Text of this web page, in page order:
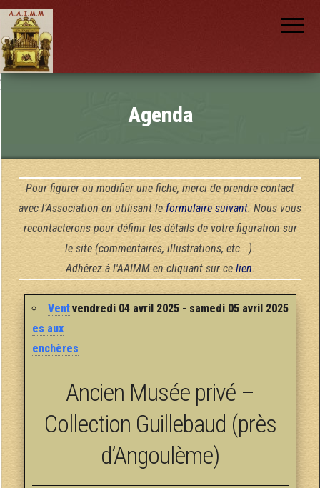
Musique
Agenda
Pour figurer ou modifier une fiche, merci de prendre contact
avec l’Association en utilisant le formulaire suivant. Nous vous
recontacterons pour définir les détails de votre figuration sur
le site (commentaires, illustrations, etc...).
Adhérez à l'AAIMM en cliquant sur ce lien.
vendredi 04 avril 2025 - samedi 05 avril 2025
Vent
es aux
enchères
Ancien Musée privé –
Collection Guillebaud (près
d’Angoulème)